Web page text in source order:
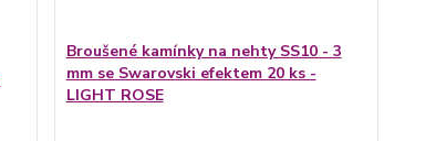
Broušené kamínky na nehty SS10 - 3
mm se Swarovski efektem 20 ks -
LIGHT ROSE